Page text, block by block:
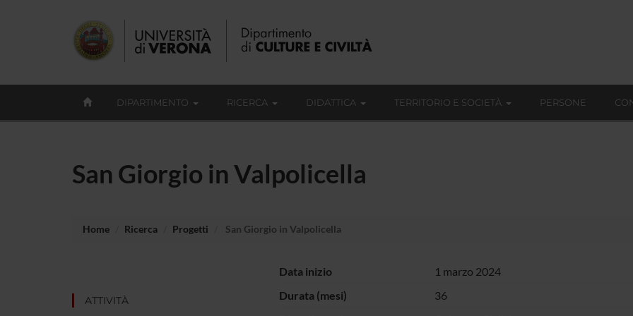
DIPARTIMENTO RICERCA DIDATTICA TERRITORIO E SOCIETÀ PERSONE
San Giorgio in Valpolicella
Home Ricerca Progetti San Giorgio in Valpolicella
ATTIVITÀ
Data inizio
1 marzo 2024
Durata (mesi)
36